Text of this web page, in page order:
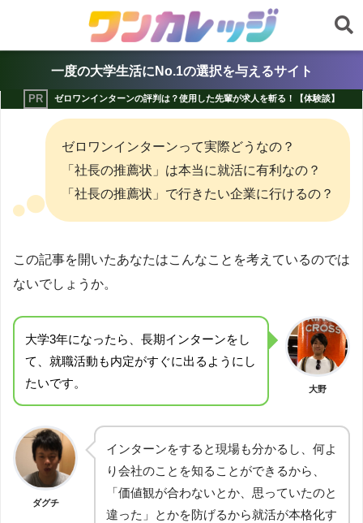
一度の大学生活にNo.1の選択を与えるサイト
ゼロワンインターンの評判は？使用した先輩が求人を斬る！【体験談】
ゼロワンインターンって実際どうなの？
「社長の推薦状」は本当に就活に有利なの？
「社長の推薦状」で行きたい企業に行けるの？
この記事を開いたあなたはこんなことを考えているのでは
ないでしょうか。
大学3年になったら、長期インターンをし
て、就職活動も内定がすぐに出るようにし
たいです。
大野
ダグチ
インターンをすると現場も分かるし、何よ
り会社のことを知ることができるから、
「価値観が合わないとか、思っていたのと
違った」とかを防げるから就活が本格化す